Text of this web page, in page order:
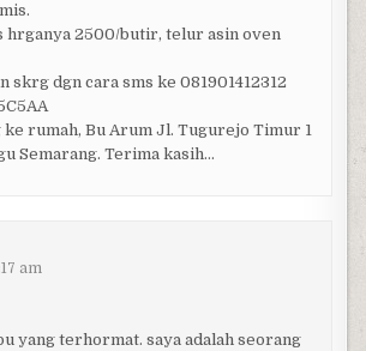
hrganya 2500/butir, telur asin oven
skrg dgn cara sms ke 081901412312
ke rumah, Bu Arum Jl. Tugurejo Timur 1
Semarang. Terima kasih…
am
yang terhormat. saya adalah seorang